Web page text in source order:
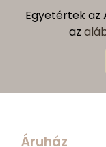
Egyetértek az
az
Áruház